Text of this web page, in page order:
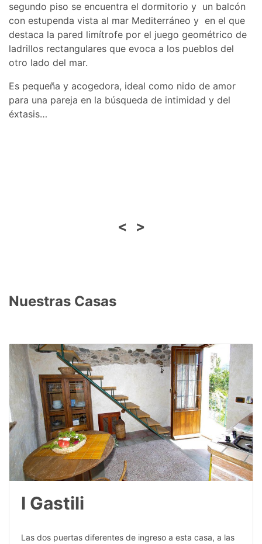
segundo piso se encuentra el dormitorio y un balcón
con estupenda vista al mar Mediterráneo y en el que
destaca la pared limítrofe por el juego geométrico de
ladrillos rectangulares que evoca a los pueblos del
otro lado del mar.
Es pequeña y acogedora, ideal como nido de amor
para una pareja en la búsqueda de intimidad y del
éxtasis…
< >
Nuestras Casas
I Gastili
Las dos puertas diferentes de ingreso a esta casa, a las